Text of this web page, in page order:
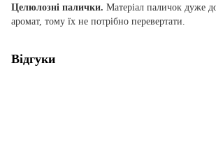
Целюлозні палички. Матеріал паличок дуже
аромат, тому їх не потрібно перевертати.
Відгуки